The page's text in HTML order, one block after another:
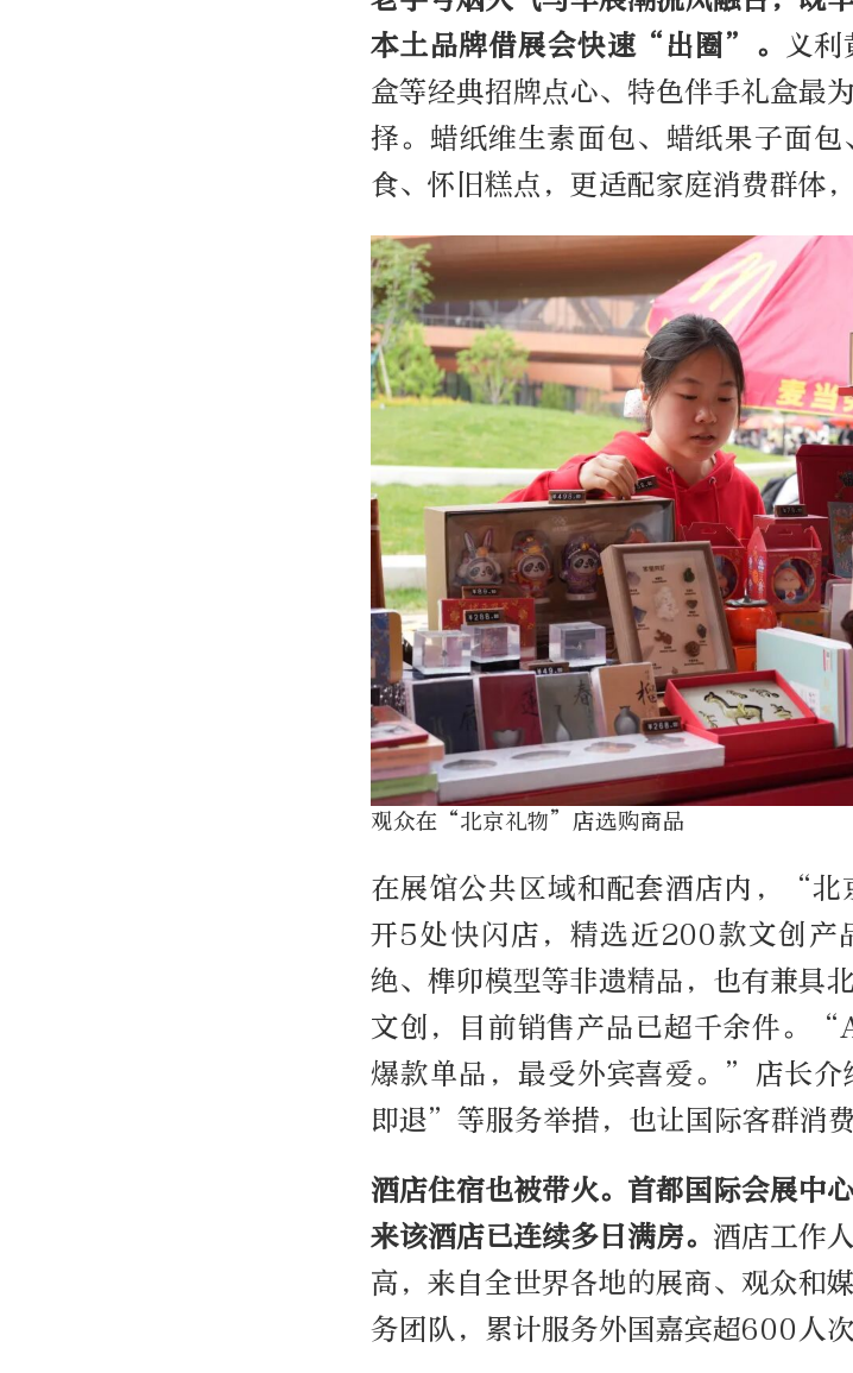
本土品牌借展会快速“出圈”。
义
盒等经典招牌点心、特色伴手礼盒最
择。蜡纸维生素面包、蜡纸果子面
食、怀旧糕点，更适配家庭消费群体
观众在“北京礼物”店选购商品
在展馆公共区域和配套酒店内，“
开5处快闪店，精选近200款文创产
绝、榫卯模型等非遗精品，也有兼具
文创，目前销售产品已超千余件。“
爆款单品，最受外宾喜爱。”店长
即退”等服务举措，也让国际客群消费
酒店住宿也被带火。首都国际会展中
来该酒店已连续多日满房。 酒店工作
高，来自全世界各地的展商、观众和
务团队，累计服务外国嘉宾超600人次